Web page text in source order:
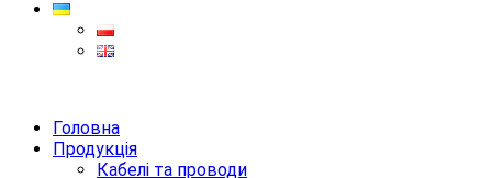
Головна
Продукція
Кабелі та проводи